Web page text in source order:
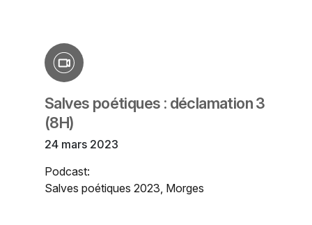
Salves poétiques : déclamation 3
(8H)
24 mars 2023
Podcast:
Salves poétiques 2023, Morges